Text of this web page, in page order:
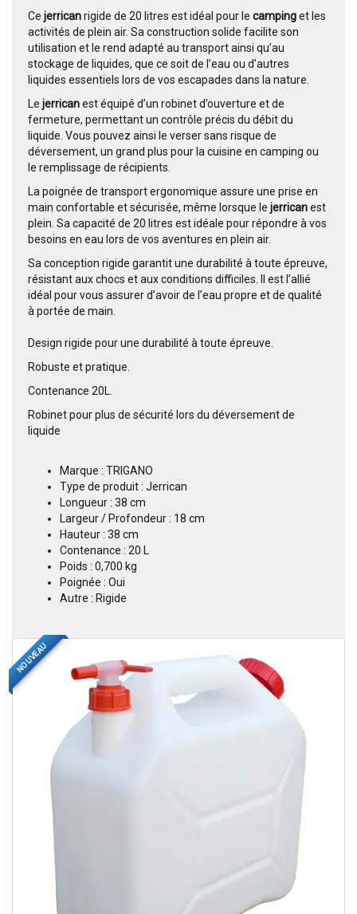
Ce jerricanrigide de 20 litres est idéal pour le campinget les
activités de plein air. Sa construction solide facilite son
utilisation et le rend adapté au transport ainsi qu’au
stockage de liquides, que ce soit de l’eau ou d’autres
liquides essentiels lors de vos escapades dans la nature.
Le jerricanest équipé d’un robinet d’ouverture et de
fermeture, permettant un contrôle précis du débit du
liquide. Vous pouvez ainsi le verser sans risque de
déversement, un grand plus pour la cuisine en camping ou
le remplissage de récipients.
La poignée de transport ergonomique assure une prise en
main confortable et sécurisée, même lorsque le jerricanest
plein. Sa capacité de 20 litres est idéale pour répondre à vos
besoins en eau lors de vos aventures en plein air.
Sa conception rigide garantit une durabilité à toute épreuve,
résistant aux chocs et aux conditions difficiles. Il est l’allié
idéal pour vous assurer d’avoir de l’eau propre et de qualité
à portée de main.
Design rigide pour une durabilité à toute épreuve.
Robuste et pratique.
Contenance 20L.
Robinet pour plus de sécurité lors du déversement de
liquide
Marque : TRIGANO
Type de produit : Jerrican
Longueur : 38 cm
Largeur / Profondeur : 18 cm
Hauteur : 38 cm
Contenance : 20 L
Poids : 0,700 kg
Poignée : Oui
Autre : Rigide
NOUVEAU